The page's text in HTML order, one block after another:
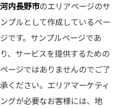
河内長野市のエリアページのサ
ンプルとして作成しているペー
ジです。サンプルページであ
り、サービスを提供するための
ページではありませんのでご了
承ください。エリアマーケティ
ングが必要なお客様には、地